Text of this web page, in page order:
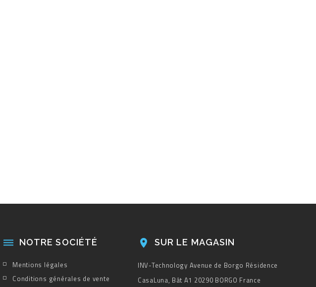
 NOTRE SOCIÉTÉ
Mentions légales
Conditions générales de vente
 SUR LE MAGASIN
INV-Technology Avenue de Borgo Résidence
CasaLuna, Bât A1 20290 BORGO France